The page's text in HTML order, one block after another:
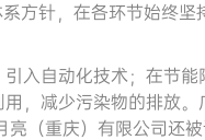
方针，在各环节始终
入自动化技术；在节
，减少污染物的排放
（重庆）有限公司还被